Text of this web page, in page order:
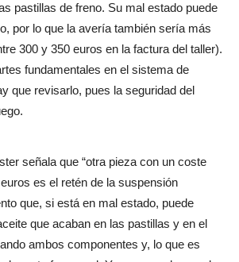
pastillas de freno. Su mal estado puede
por lo que la avería también sería más
300 y 350 euros en la factura del taller).
fundamentales en el sistema de
que revisarlo, pues la seguridad del
señala que “otra pieza con un coste
es el retén de la suspensión
que, si está en mal estado, puede
que acaban en las pastillas y en el
ambos componentes y, lo que es